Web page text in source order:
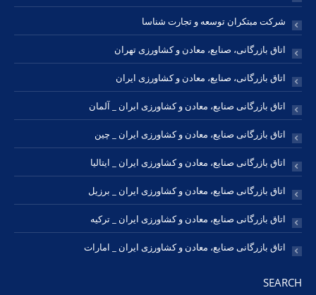
شرکت مبتکران توسعه و تجارت شناسا
اتاق بازرگانی، صنایع، معادن و کشاورزی تهران
اتاق بازرگانی، صنایع، معادن و کشاورزی ایران
اتاق بازرگانی صنایع، معادن و کشاورزی ایران _ آلمان
اتاق بازرگانی صنایع، معادن و کشاورزی ایران _ چین
اتاق بازرگانی صنایع، معادن و کشاورزی ایران _ ایتالیا
اتاق بازرگانی صنایع، معادن و کشاورزی ایران _ برزیل
اتاق بازرگانی صنایع، معادن و کشاورزی ایران _ ترکیه
اتاق بازرگانی صنایع، معادن و کشاورزی ایران _ امارات
SEARCH